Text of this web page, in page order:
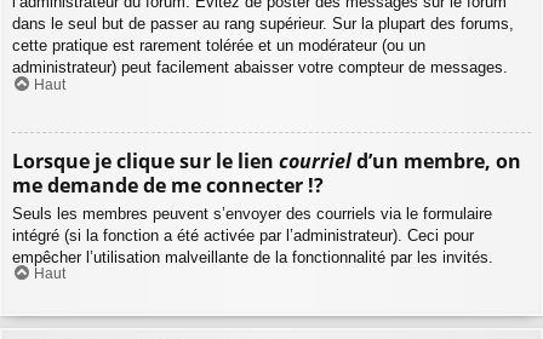
dans le seul but de passer au rang supérieur. Sur la plupart des forums,
cette pratique est rarement tolérée et un modérateur (ou un
administrateur) peut facilement abaisser votre compteur de messages.
Haut
Lorsque je clique sur le lien courrield’un membre, on
me demande de me connecter !?
Seuls les membres peuvent s’envoyer des courriels via le formulaire
intégré (si la fonction a été activée par l’administrateur). Ceci pour
empêcher l’utilisation malveillante de la fonctionnalité par les invités.
Haut